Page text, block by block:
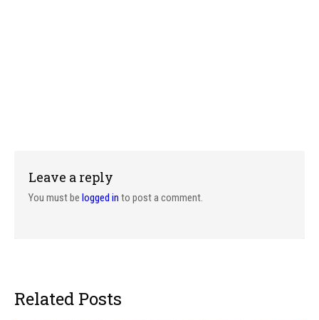
Leave a reply
You must be logged in to post a comment.
Related Posts